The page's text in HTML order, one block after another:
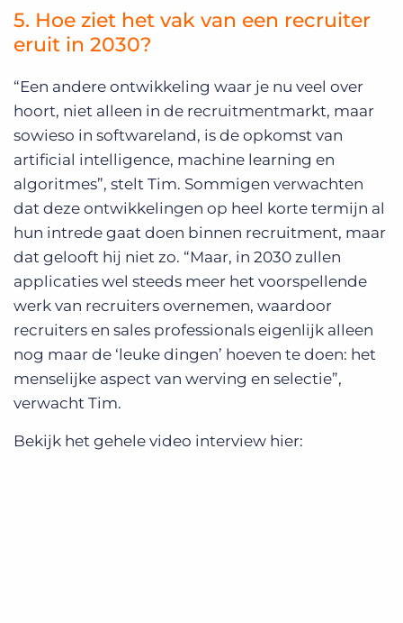
5. Hoe ziet het vak van een recruiter
eruit in 2030?
“Een andere ontwikkeling waar je nu veel over
hoort, niet alleen in de recruitmentmarkt, maar
sowieso in softwareland, is de opkomst van
artificial intelligence, machine learning en
algoritmes”, stelt Tim. Sommigen verwachten
dat deze ontwikkelingen op heel korte termijn al
hun intrede gaat doen binnen recruitment, maar
dat gelooft hij niet zo. “Maar, in 2030 zullen
applicaties wel steeds meer het voorspellende
werk van recruiters overnemen, waardoor
recruiters en sales professionals eigenlijk alleen
nog maar de ‘leuke dingen’ hoeven te doen: het
menselijke aspect van werving en selectie”,
verwacht Tim.
Bekijk het gehele video interview hier: